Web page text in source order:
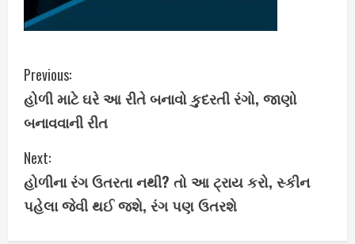
C
o
n
t
i
Previous:
હોળી માટે ઘરે આ રીતે બનાવો કુદરતી રંગો, જાણો
બનાવવાની રીત
Next:
હોળીના રંગ ઉતરતા નથી? તો આ ટ્રાય કરો, સ્કીન
પહેલા જેવી થઈ જશે, રંગ પણ ઉતરશે